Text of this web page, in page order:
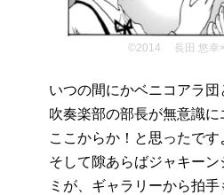
©2014 長田 悠幸×
いつの間にかベニコアラ
吹奏楽部の部長が無意識
ここからか！と思ったです
そして隙あらばジャキー
ミが、ギャラリーから拍